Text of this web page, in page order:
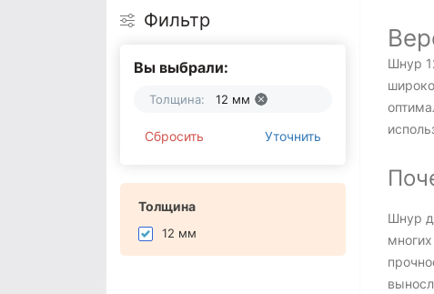
Фильтр
Вы выбрали:
Толщина: 12 мм
Сбросить Уточнить
Толщина
12 мм
Шнур
Шнур